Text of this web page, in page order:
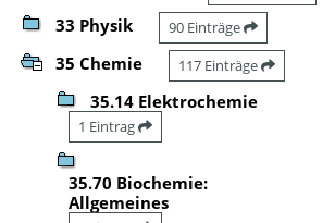
33 Physik 90 Einträge
35 Chemie 117 Einträge
35.14 Elektrochemie
1 Eintrag
35.70 Biochemie:
Allgemeines